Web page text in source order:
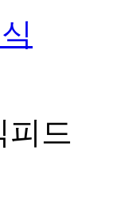
피드